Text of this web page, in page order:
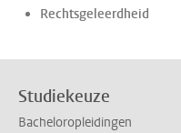
Rechtsgeleerdheid
Studiekeuze
Bacheloropleidingen